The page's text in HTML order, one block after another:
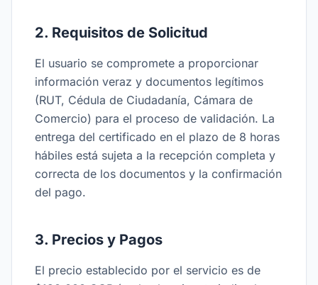
2. Requisitos de Solicitud
El usuario se compromete a proporcionar
información veraz y documentos legítimos
(RUT, Cédula de Ciudadanía, Cámara de
Comercio) para el proceso de validación. La
entrega del certificado en el plazo de 8 horas
hábiles está sujeta a la recepción completa y
correcta de los documentos y la confirmación
del pago.
3. Precios y Pagos
El precio establecido por el servicio es de